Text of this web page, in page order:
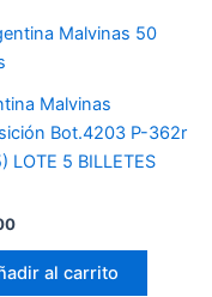
Malvinas
Bot.4203 P-362r
LOTE 5 BILLETES
al carrito